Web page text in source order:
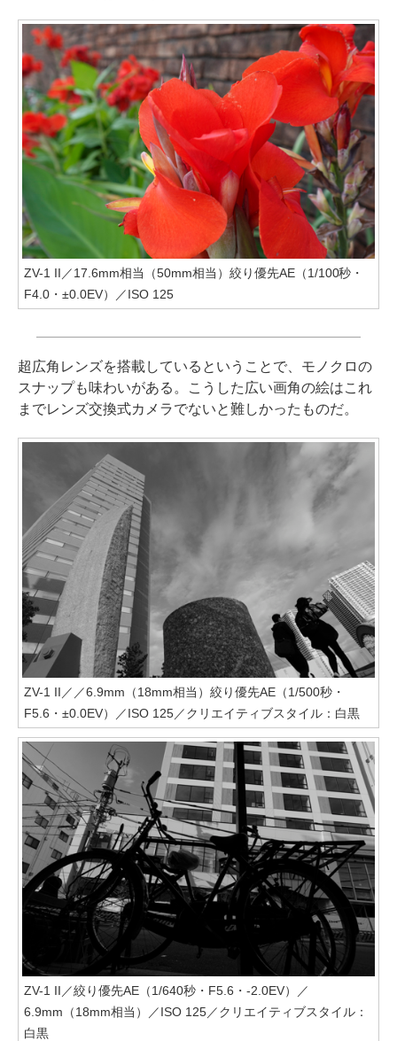
ZV-1 II／17.6mm相当（50mm相当）絞り優先AE（1/100秒・
F4.0・±0.0EV）／ISO 125
超広角レンズを搭載しているということで、モノクロの
スナップも味わいがある。こうした広い画角の絵はこれ
までレンズ交換式カメラでないと難しかったものだ。
ZV-1 II／／6.9mm（18mm相当）絞り優先AE（1/500秒・
F5.6・±0.0EV）／ISO 125／クリエイティブスタイル：白黒
ZV-1 II／絞り優先AE（1/640秒・F5.6・-2.0EV）／
6.9mm（18mm相当）／ISO 125／クリエイティブスタイル：
白黒